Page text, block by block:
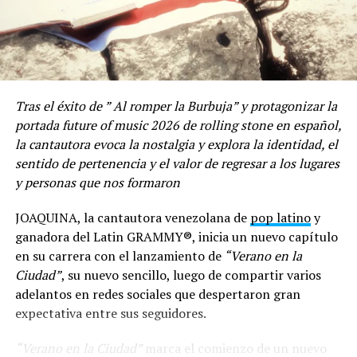
“Beso de esos” representa un momento importante
en el camino musical de Aloisio, ya que el single
deja ver el crecimiento que ha tenido desde que
irrumpió en la industria
, dando como resultado
canciones que llegan directo al corazón de miles de
personas alrededor del mundo.
“Estoy bastante contento con mi evolución.
que me tomé el tiempo para perfeccionar mi sonido y no
Tras el éxito de ” Al romper la Burbuja” y protagonizar la
portada future of music 2026 de rolling stone en español,
la cantautora evoca la nostalgia y explora la identidad, el
sentido de pertenencia y el valor de regresar a los lugares
y personas que nos formaron
JOAQUINA, la cantautora venezolana de pop latinoy
ganadora del Latin GRAMMY®, inicia un nuevo capítulo
en su carrera con el lanzamiento de“Verano en la
Ciudad”, su nuevo sencillo, luego de compartir varios
adelantos en redes sociales que despertaron gran
expectativa entre sus seguidores.
“Verano en la Ciudad” marca el comienzo de un nuevo